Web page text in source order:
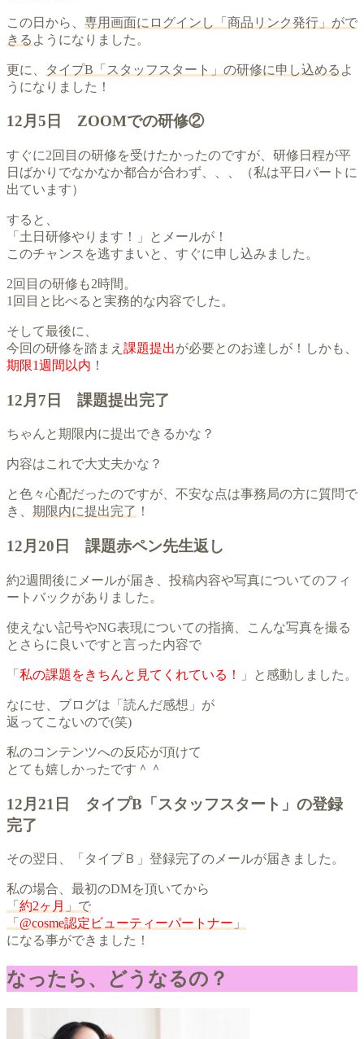
この日から、 専用画面にログインし「商品リンク発行」がで
きる ようになりました。
更に、 タイプB「スタッフスタート」の研修に申し込める よ
うになりました！
12月5日 ZOOMでの研修②
すぐに2回目の研修を受けたかったのですが、研修日程が平
日ばかりでなかなか都合が合わず、、、（私は平日パートに
出ています）
すると、
「土日研修やります！」とメールが！
このチャンスを逃すまいと、すぐに申し込みました。
2回目の研修も2時間。
1回目と比べると実務的な内容でした。
そして最後に、
今回の研修を踏まえ 課題提出が必要とのお達しが！しかも、
期限1週間以内 ！
12月7日 課題提出完了
ちゃんと期限内に提出できるかな？
内容はこれで大丈夫かな？
と色々心配だったのですが、不安な点は事務局の方に質問で
き、 期限内に提出完了 ！
12月20日 課題赤ペン先生返し
約2週間後にメールが届き、投稿内容や写真についてのフィ
ートバックがありました。
使えない記号やNG表現についての指摘、こんな写真を撮る
とさらに良いですと言った内容で
「 私の課題をきちんと見てくれている！ 」と感動しました。
なにせ、ブログは「読んだ感想」が
返ってこないので(笑)
私のコンテンツへの反応が頂けて
とても嬉しかったです＾＾
12月21日 タイプB「スタッフスタート」の登録
完了
その翌日、「タイプＢ」登録完了のメールが届きました。
私の場合、最初のDMを頂いてから
「 約2ヶ月 」で
「 @cosme認定ビューティーパートナー 」
になる事ができました！
なったら、どうなるの？